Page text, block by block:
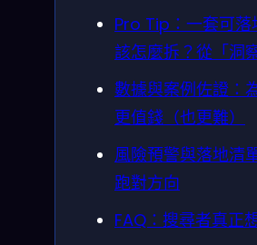
Pro Tip：一套可
該怎麼拆？從「洞
數據與案例佐證：
更值錢（也更難）
風險預警與落地清
跑對方向
FAQ：搜尋者真正